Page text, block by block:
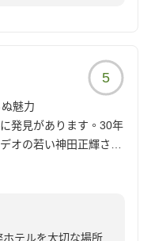
言葉、これ以上の褒
に素敵な時間をお届
お待ちしておりま
5
魅力
発見があります。30年
オの若い神田正輝さん
から
テルを大切な場所